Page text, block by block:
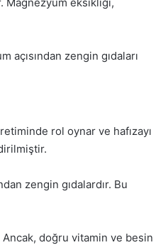
açısından zengin gıdaları
rol oynar ve hafızayı
zengin gıdalardır. Bu
doğru vitamin ve besin